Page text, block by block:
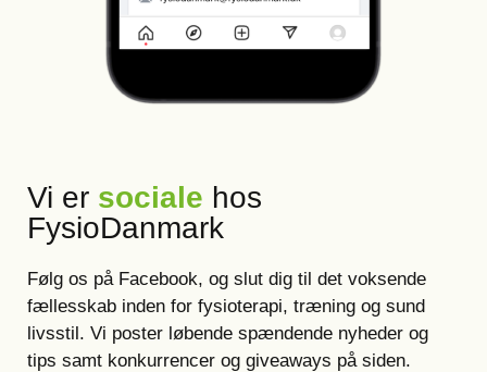
Vi er sociale hos
FysioDanmark
Følg os på Facebook, og slut dig til det voksende
fællesskab inden for fysioterapi, træning og sund
livsstil. Vi poster løbende spændende nyheder og
tips samt konkurrencer og giveaways på siden.